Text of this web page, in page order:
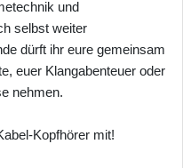
und
selbst weiter
dürft ihr eure gemeinsam
euer Klangabenteuer oder
nehmen.
Kopfhörer mit!